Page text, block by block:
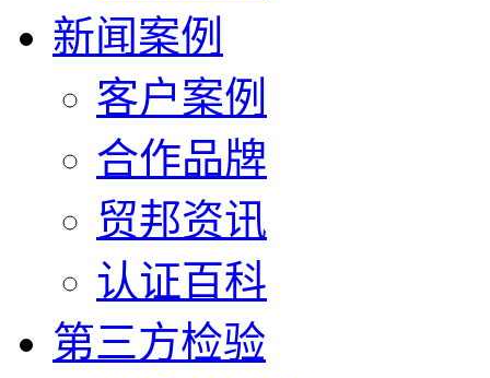
新闻案例
客户案例
合作品牌
贸邦资讯
认证百科
第三方检验